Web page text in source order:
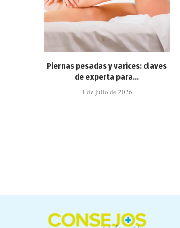
Piernas pesadas y varices: claves
de experta para...
1 de julio de 2026